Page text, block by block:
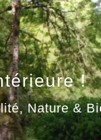
!
Nature &